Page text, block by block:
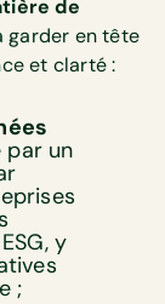
de
garder en tête
et clarté :
par un
y
;